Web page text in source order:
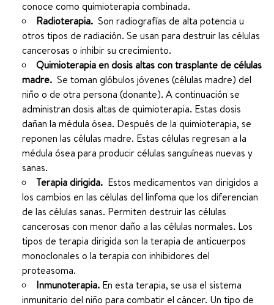
conoce como quimioterapia combinada.
Radioterapia. Son radiografías de alta potencia u
otros tipos de radiación. Se usan para destruir las células
cancerosas o inhibir su crecimiento.
Quimioterapia en dosis altas con trasplante de células
madre. Se toman glóbulos jóvenes (células madre) del
niño o de otra persona (donante). A continuación se
administran dosis altas de quimioterapia. Estas dosis
dañan la médula ósea. Después de la quimioterapia, se
reponen las células madre. Estas células regresan a la
médula ósea para producir células sanguíneas nuevas y
sanas.
Terapia dirigida. Estos medicamentos van dirigidos a
los cambios en las células del linfoma que los diferencian
de las células sanas. Permiten destruir las células
cancerosas con menor daño a las células normales. Los
tipos de terapia dirigida son la terapia de anticuerpos
monoclonales o la terapia con inhibidores del
proteasoma.
Inmunoterapia. En esta terapia, se usa el sistema
inmunitario del niño para combatir el cáncer. Un tipo de